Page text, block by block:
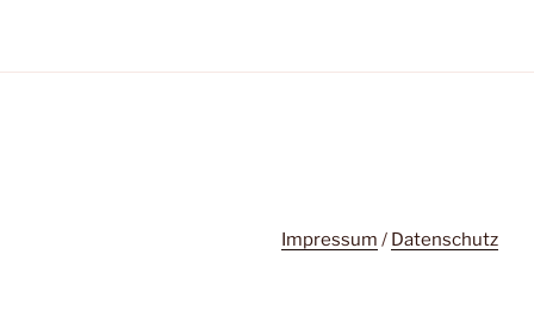
Impressum / Datenschutz